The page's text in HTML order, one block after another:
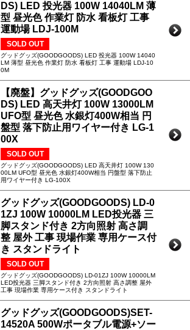
DS) LED 投光器 100W 14040LM 薄
型 昼光色 作業灯 防水 看板灯 工事
運動場 LDJ-100M
SOLD OUT
グッドグッズ(GOODGOODS) LED 投光器 100W 14040
LM 薄型 昼光色 作業灯 防水 看板灯 工事 運動場 LDJ-10
0M
【廃盤】グッドグッズ(GOODGOO
DS) LED 高天井灯 100W 13000LM
UFO型 昼光色 水銀灯400W相当 円
盤型 落下防止用ワイヤー付き LG-1
00X
SOLD OUT
グッドグッズ(GOODGOODS) LED 高天井灯 100W 130
00LM UFO型 昼光色 水銀灯400W相当 円盤型 落下防止
用ワイヤー付き LG-100X
グッドグッズ(GOODGOODS) LD-0
1ZJ 100W 10000LM LED投光器 三
脚スタンド付き 2方向照射 高さ調
整 屋外 工事 現場作業 専用ケース付
き スタンドライト
SOLD OUT
グッドグッズ(GOODGOODS) LD-01ZJ 100W 10000LM
LED投光器 三脚スタンド付き 2方向照射 高さ調整 屋外
工事 現場作業 専用ケース付き スタンドライト
グッドグッズ(GOODGOODS)SET-
14520A 500Wポータブル電源+ソー